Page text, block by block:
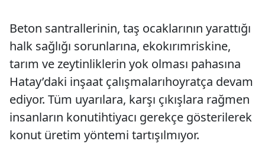
Beton santrallerinin, taş ocaklarının yarattığı
halk sağlığı sorunlarına, ekokırımriskine,
tarım ve zeytinliklerin yok olması pahasına
Hatay’daki inşaat çalışmalarıhoyratça devam
ediyor. Tüm uyarılara, karşı çıkışlara rağmen
insanların konutihtiyacı gerekçe gösterilerek
konut üretim yöntemi tartışılmıyor.